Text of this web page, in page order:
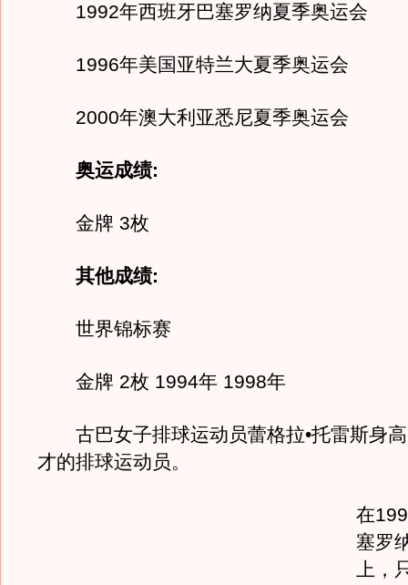
1992年西班牙巴塞罗纳夏季奥运会
1996年美国亚特兰大夏季奥运会
2000年澳大利亚悉尼夏季奥运会
奥运成绩:
金牌 3枚
其他成绩:
世界锦标赛
金牌 2枚 1994年 1998年
古巴女子排球运动员蕾格拉•托雷斯身
才的排球运动员。
在
塞罗
上，